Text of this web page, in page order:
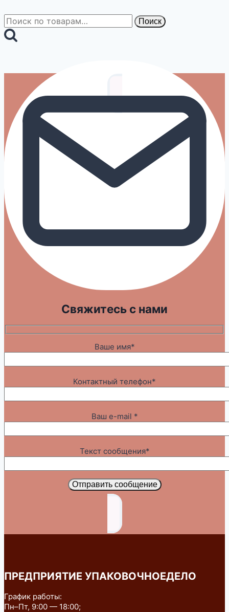
Искать: Поиск
Свяжитесь с нами
Ваше имя*
Контактный телефон*
Ваш e-mail *
Текст сообщения*
Отправить сообщение
ПРЕДПРИЯТИЕ УПАКОВОЧНОЕДЕЛО
График работы:
Пн–Пт, 9:00 — 18:00;